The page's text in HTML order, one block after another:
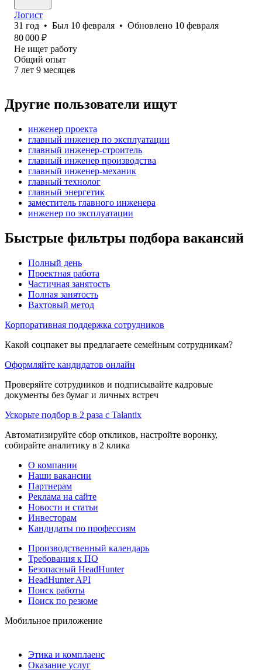
Логист
31 год • Был 10 февраля • Обновлено 10 февраля
80 000 ₽
Не ищет работу
Общий опыт
7 лет 9 месяцев
Другие пользователи ищут
инженер проекта
главный инженер по эксплуатации
главный инженер-строитель
главный инженер производства
главный инженер-механик
главный технолог
главный энергетик
заместитель главного инженера
инженер по эксплуатации
Быстрые фильтры подбора вакансий
Полный день
Проектная работа
Частичная занятость
Полная занятость
Вахтовый метод
Корпоративная поддержка сотрудников
Какой соцпакет вы предлагаете семейным сотрудникам?
Оформляйте кандидатов онлайн
Проверяйте сотрудников и подписывайте кадровые
документы без бумаг и личных встреч
Ускорьте подбор в 2 раза с Talantix
Автоматизируйте сбор откликов, настройте воронку,
собирайте аналитику в 2 клика
О компании
Наши вакансии
Партнерам
Реклама на сайте
Новости и статьи
Инвесторам
Кандидаты по профессиям
Производственный календарь
Требования к ПО
Безопасный HeadHunter
HeadHunter API
Поиск работы
Поиск по резюме
Мобильное приложение
Этика и комплаенс
Оказание услуг